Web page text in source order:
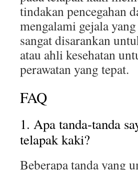
tindakan pencegahan
mengalami gejala
sangat disarankan
atau ahli kesehatan
perawatan yang tepat.
FAQ
1. Apa tanda-tanda
telapak kaki?
Beberapa tanda yang